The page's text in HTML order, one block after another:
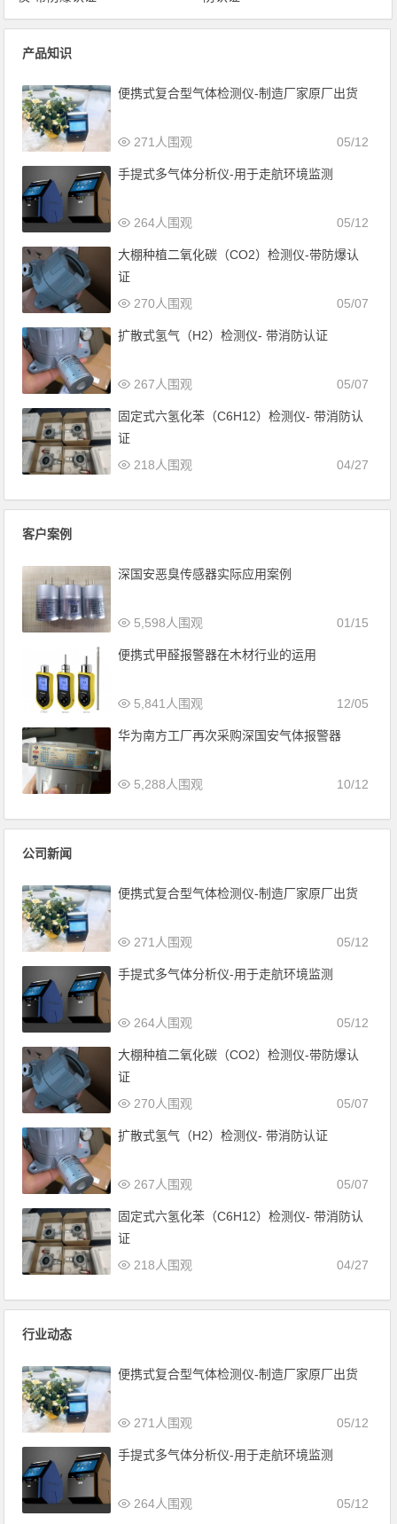
产品知识
便携式复合型气体检测仪-制造厂家原厂出货
05/12
271人围观
手提式多气体分析仪-用于走航环境监测
05/12
264人围观
大棚种植二氧化碳（CO2）检测仪-带防爆认
证
05/07
270人围观
扩散式氢气（H2）检测仪- 带消防认证
05/07
267人围观
固定式六氢化苯（C6H12）检测仪- 带消防认
证
04/27
218人围观
客户案例
深国安恶臭传感器实际应用案例
01/15
5,598人围观
便携式甲醛报警器在木材行业的运用
12/05
5,841人围观
华为南方工厂再次采购深国安气体报警器
10/12
5,288人围观
公司新闻
便携式复合型气体检测仪-制造厂家原厂出货
05/12
271人围观
手提式多气体分析仪-用于走航环境监测
05/12
264人围观
大棚种植二氧化碳（CO2）检测仪-带防爆认
证
05/07
270人围观
扩散式氢气（H2）检测仪- 带消防认证
05/07
267人围观
固定式六氢化苯（C6H12）检测仪- 带消防认
证
04/27
218人围观
行业动态
便携式复合型气体检测仪-制造厂家原厂出货
05/12
271人围观
手提式多气体分析仪-用于走航环境监测
05/12
264人围观